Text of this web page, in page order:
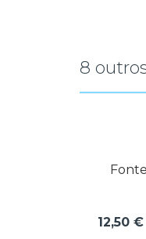
8
12,50 €